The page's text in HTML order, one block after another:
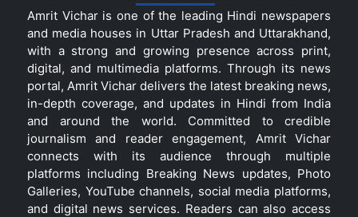
Amrit Vichar is one of the leading Hindi newspapers
and media houses in Uttar Pradesh and Uttarakhand,
with a strong and growing presence across print,
digital, and multimedia platforms. Through its news
portal, Amrit Vichar delivers the latest breaking news,
in-depth coverage, and updates in Hindi from India
and around the world. Committed to credible
journalism and reader engagement, Amrit Vichar
connects with its audience through multiple
platforms including Breaking News updates, Photo
Galleries, YouTube channels, social media platforms,
and digital news services. Readers can also access